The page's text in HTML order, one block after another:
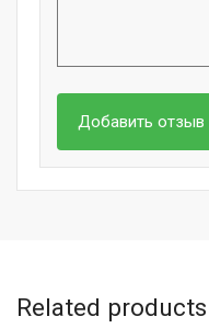
Related products